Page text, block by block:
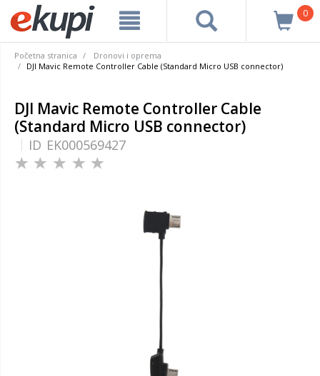
0
Početna stranica
Dronovi i oprema
DJI Mavic Remote Controller Cable (Standard Micro USB connector)
DJI Mavic Remote Controller Cable
(Standard Micro USB connector)
ID EK000569427